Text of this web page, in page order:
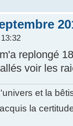
replongé
voir les
et la
la